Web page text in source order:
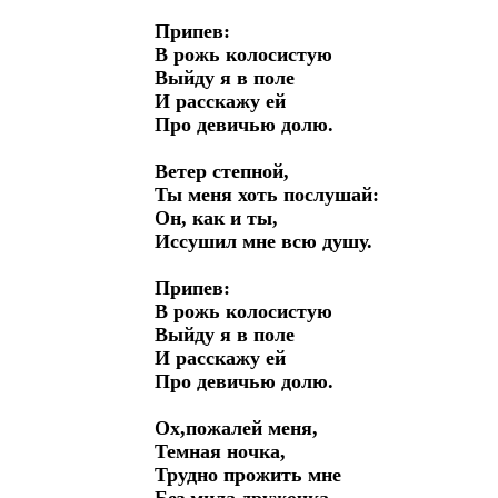
Припев:
В рожь колосистую
Выйду я в поле
И расскажу ей
Про девичью долю.
Ветер степной,
Ты меня хоть послушай:
Он, как и ты,
Иссушил мне всю душу.
Припев:
В рожь колосистую
Выйду я в поле
И расскажу ей
Про девичью долю.
Ох,пожалей меня,
Темная ночка,
Трудно прожить мне